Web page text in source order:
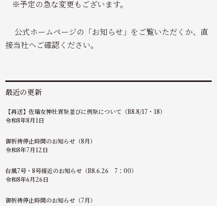
※予定の急な変更もございます。
公式ホームページの「お知らせ」をご覧いただくか、直
接当社へご確認ください。
最近の更新
【再送】佐瑠女神社宵祭並びに例祭について（R8.8/17・18）
令和8年8月1日
御祈祷停止時間のお知らせ（8月）
令和8年7月12日
台風7号・8号接近のお知らせ（R8.6.26 7：00）
令和8年6月26日
御祈祷停止時間のお知らせ（7月）